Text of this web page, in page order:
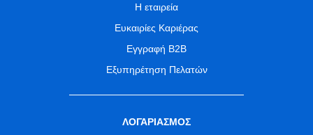
Η εταιρεία
Ευκαιρίες Καριέρας
Εγγραφή B2B
Εξυπηρέτηση Πελατών
ΛΟΓΑΡΙΑΣΜΟΣ